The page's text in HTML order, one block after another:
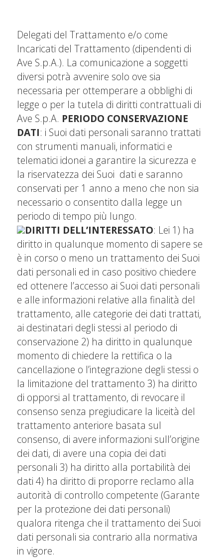
Delegati del Trattamento e/o come
Incaricati del Trattamento (dipendenti di
Ave S.p.A.). La comunicazione a soggetti
diversi potrà avvenire solo ove sia
necessaria per ottemperare a obblighi di
legge o per la tutela di diritti contrattuali di
Ave S.p.A. PERIODO CONSERVAZIONE
DATI: i Suoi dati personali saranno trattati
con strumenti manuali, informatici e
telematici idonei a garantire la sicurezza e
la riservatezza dei Suoi dati e saranno
conservati per 1 anno a meno che non sia
necessario o consentito dalla legge un
periodo di tempo più lungo.
DIRITTI DELL’INTERESSATO: Lei 1) ha
diritto in qualunque momento di sapere se
è in corso o meno un trattamento dei Suoi
dati personali ed in caso positivo chiedere
ed ottenere l’accesso ai Suoi dati personali
e alle informazioni relative alla finalità del
trattamento, alle categorie dei dati trattati,
ai destinatari degli stessi al periodo di
conservazione 2) ha diritto in qualunque
momento di chiedere la rettifica o la
cancellazione o l’integrazione degli stessi o
la limitazione del trattamento 3) ha diritto
di opporsi al trattamento, di revocare il
consenso senza pregiudicare la liceità del
trattamento anteriore basata sul
consenso, di avere informazioni sull’origine
dei dati, di avere una copia dei dati
personali 3) ha diritto alla portabilità dei
dati 4) ha diritto di proporre reclamo alla
autorità di controllo competente (Garante
per la protezione dei dati personali)
qualora ritenga che il trattamento dei Suoi
dati personali sia contrario alla normativa
in vigore.